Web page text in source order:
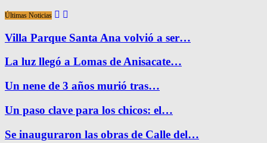
Últimas Noticias
Villa Parque Santa Ana volvió a ser…
La luz llegó a Lomas de Anisacate…
Un nene de 3 años murió tras…
Un paso clave para los chicos: el…
Se inauguraron las obras de Calle del…